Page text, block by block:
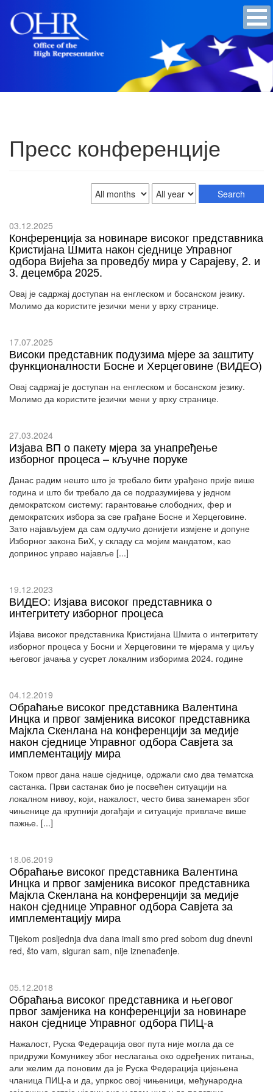
Пресс конференције
03.12.2025
Конференција за новинаре високог представника
Кристијана Шмита након сједнице Управног
одбора Вијећа за проведбу мира у Сарајеву, 2. и
3. децембра 2025.
Овај је садржај доступан на енглеском и босанском језику.
Молимо да користите језички мени у врху странице.
17.07.2025
Високи представник подузима мјере за заштиту
функционалности Босне и Херцеговине (ВИДЕО)
Овај садржај је доступан на енглеском и босанском језику.
Молимо да користите језички мени у врху странице.
27.03.2024
Изјава ВП о пакету мјера за унапређење
изборног процеса – кључне поруке
Данас радим нешто што је требало бити урађено прије више
година и што би требало да се подразумијева у једном
демократском систему: гарантовање слободних, фер и
демократских избора за све грађане Босне и Херцеговине.
Зато најављујем да сам одлучио донијети измјене и допуне
Изборног закона БиХ, у складу са мојим мандатом, као
допринос управо најавље [...]
19.12.2023
ВИДЕО: Изјава високог представника о
интегритету изборног процеса
Изјава високог представника Кристијана Шмита о интегритету
изборног процеса у Босни и Херцеговини те мјерама у циљу
његовог јачања у сусрет локалним изборима 2024. године
04.12.2019
Обраћање високог представника Валентина
Инцка и првог замјеника високог представника
Мајкла Скенлана на конференцији за медије
након сједнице Управног одбора Савјета за
имплементацију мира
Током првог дана наше сједнице, одржали смо два тематска
састанка. Први састанак био је посвећен ситуацији на
локалном нивоу, који, нажалост, често бива занемарен због
чињенице да крупнији догађаји и ситуације привлаче више
пажње. [...]
18.06.2019
Обраћање високог представника Валентина
Инцка и првог замјеника високог представника
Мајкла Скенлана на конференцији за медије
након сједнице Управног одбора Савјета за
имплементацију мира
Tijekom posljednja dva dana imali smo pred sobom dug dnevni
red, što vam, siguran sam, nije iznenađenje.
05.12.2018
Обраћања високог представника и његовог
првог замјеника на конференцији за новинаре
након сједнице Управног одбора ПИЦ-а
Нажалост, Руска Федерација овог пута није могла да се
придружи Комуникеу због неслагања око одређених питања,
али желим да поновим да је Руска Федерација цијењена
чланица ПИЦ-а и да, упркос овој чињеници, међународна